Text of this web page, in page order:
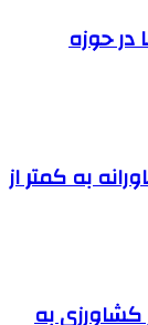
در حوزه
به کمتر از
کشاورزی به